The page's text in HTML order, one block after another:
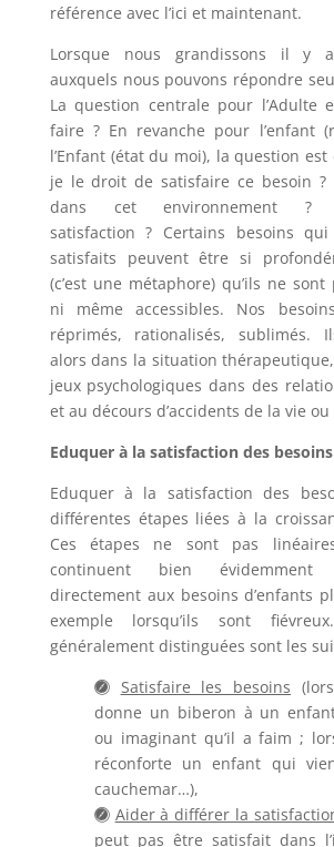
référence avec l’ici et maintenant.
Lorsque nous grandissons il y
auxquels nous pouvons répondre
La question centrale pour l’Adulte
faire ? En revanche pour l’enfant
l’Enfant (état du moi), la question
je le droit de satisfaire ce besoin ?
dans cet environnement ?
satisfaction ? Certains besoins
satisfaits peuvent être si
(c’est une métaphore) qu’ils ne
ni même accessibles. Nos
réprimés, rationalisés, sublimés.
alors dans la situation
jeux psychologiques dans des
et au décours d’accidents de la vie
Eduquer à la satisfaction des besoins
Eduquer à la satisfaction des
différentes étapes liées à la
Ces étapes ne sont pas
continuent bien
directement aux besoins d’enfants
exemple lorsqu’ils sont
généralement distinguées sont les
Satisfaire les besoins
donne un biberon à un
ou imaginant qu’il a faim ;
réconforte un enfant qui
cauchemar…),
Aider à différer la
peut pas être satisfait dans